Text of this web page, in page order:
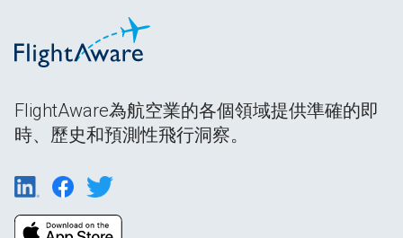
FlightAware為航空業的各個領域提供準確的即
時、歷史和預測性飛行洞察。